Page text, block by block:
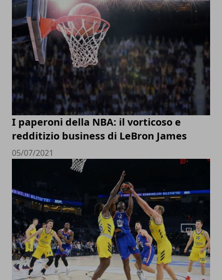
I paperoni della NBA: il vorticoso e
redditizio business di LeBron James
05/07/2021